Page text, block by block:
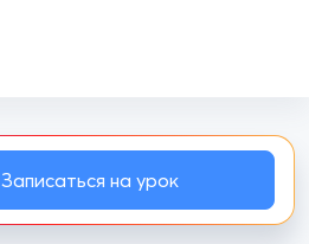
Записаться на урок